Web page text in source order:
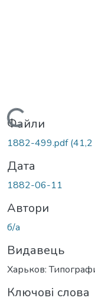
Вантажиться...
Файли
1882-499.pdf(41,2
Дата
1882-06-11
Автори
б/а
Видавець
Харьков:
Ключові слова